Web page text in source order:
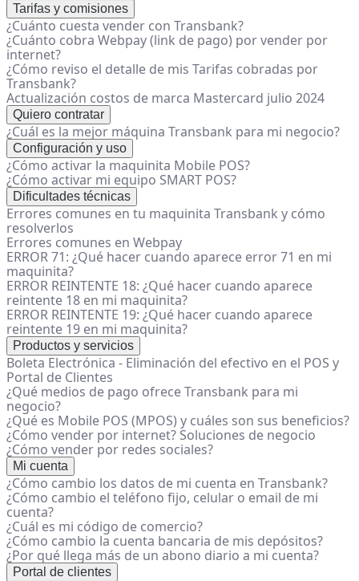
Tarifas y comisiones
¿Cuánto cuesta vender con Transbank?
¿Cuánto cobra Webpay (link de pago) por vender por
internet?
¿Cómo reviso el detalle de mis Tarifas cobradas por
Transbank?
Actualización costos de marca Mastercard julio 2024
Quiero contratar
¿Cuál es la mejor máquina Transbank para mi negocio?
Configuración y uso
¿Cómo activar la maquinita Mobile POS?
¿Cómo activar mi equipo SMART POS?
Dificultades técnicas
Errores comunes en tu maquinita Transbank y cómo
resolverlos
Errores comunes en Webpay
ERROR 71: ¿Qué hacer cuando aparece error 71 en mi
maquinita?
ERROR REINTENTE 18: ¿Qué hacer cuando aparece
reintente 18 en mi maquinita?
ERROR REINTENTE 19: ¿Qué hacer cuando aparece
reintente 19 en mi maquinita?
Productos y servicios
Boleta Electrónica - Eliminación del efectivo en el POS y
Portal de Clientes
¿Qué medios de pago ofrece Transbank para mi
negocio?
¿Qué es Mobile POS (MPOS) y cuáles son sus beneficios?
¿Cómo vender por internet? Soluciones de negocio
¿Cómo vender por redes sociales?
Mi cuenta
¿Cómo cambio los datos de mi cuenta en Transbank?
¿Cómo cambio el teléfono fijo, celular o email de mi
cuenta?
¿Cuál es mi código de comercio?
¿Cómo cambio la cuenta bancaria de mis depósitos?
¿Por qué llega más de un abono diario a mi cuenta?
Portal de clientes